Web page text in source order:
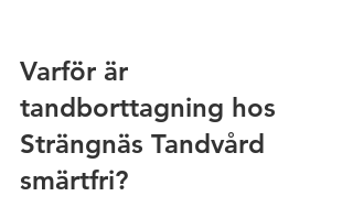
Varför är
tandborttagning hos
Strängnäs Tandvård
smärtfri?